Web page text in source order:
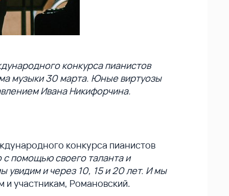
конкурса пианистов
музыки 30 марта. Юные виртуозы
Ивана Никифорчина.
конкурса пианистов
с помощью своего таланта и
увидим и через 10, 15 и 20 лет. И мы
и участникам, Романовский.